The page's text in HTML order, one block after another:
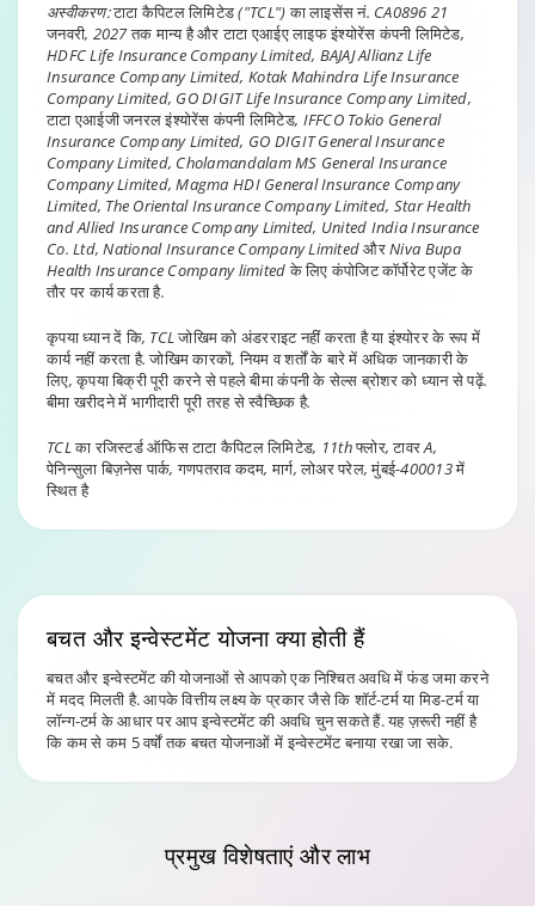
अस्वीकरण:टाटा कैपिटल लिमिटेड ("TCL") का लाइसेंस नं. CA0896 21
जनवरी, 2027 तक मान्य है और टाटा एआईए लाइफ इंश्योरेंस कंपनी लिमिटेड,
HDFC Life Insurance Company Limited, BAJAJ Allianz Life
Insurance Company Limited, Kotak Mahindra Life Insurance
Company Limited, GO DIGIT Life Insurance Company Limited,
टाटा एआईजी जनरल इंश्योरेंस कंपनी लिमिटेड, IFFCO Tokio General
Insurance Company Limited, GO DIGIT General Insurance
Company Limited, Cholamandalam MS General Insurance
Company Limited, Magma HDI General Insurance Company
Limited, The Oriental Insurance Company Limited, Star Health
and Allied Insurance Company Limited, United India Insurance
Co. Ltd, National Insurance Company Limited और Niva Bupa
Health Insurance Company limited के लिए कंपोजिट कॉर्पोरेट एजेंट के
तौर पर कार्य करता है.
कृपया ध्यान दें कि, TCL जोखिम को अंडरराइट नहीं करता है या इंश्योरर के रूप में
कार्य नहीं करता है. जोखिम कारकों, नियम व शर्तों के बारे में अधिक जानकारी के
लिए, कृपया बिक्री पूरी करने से पहले बीमा कंपनी के सेल्स ब्रोशर को ध्यान से पढ़ें.
बीमा खरीदने में भागीदारी पूरी तरह से स्वैच्छिक है.
TCL का रजिस्टर्ड ऑफिस टाटा कैपिटल लिमिटेड, 11th फ्लोर, टावर A,
पेनिन्सुला बिज़नेस पार्क, गणपतराव कदम, मार्ग, लोअर परेल, मुंबई-400013 में
स्थित है
बचत और इन्वेस्टमेंट योजनाक्या होती हैं
बचत और इन्वेस्टमेंट की योजनाओं से आपको एक निश्चित अवधि में फंड जमा करने
में मदद मिलती है. आपके वित्तीय लक्ष्य के प्रकार जैसे कि शॉर्ट-टर्म या मिड-टर्म या
लॉन्ग-टर्म के आधार पर आप इन्वेस्टमेंट की अवधि चुन सकते हैं. यह ज़रूरी नहीं है
कि कम से कम 5 वर्षों तक बचत योजनाओं में इन्वेस्टमेंट बनाया रखा जा सके.
प्रमुखविशेषताएं और लाभ